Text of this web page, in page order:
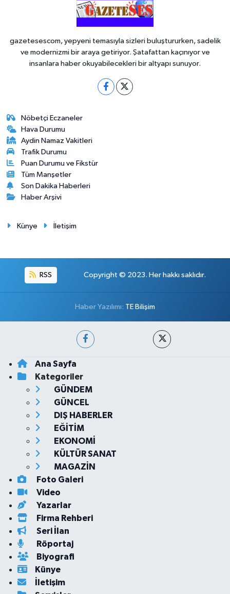
gazetesescom, yepyeni temasıyla sizleri buluştururken, sadelik
ve modernizmi bir araya getiriyor. Şatafattan kaçınıyor ve
insanlara haber okuyabilecekleri bir altyapı sunuyor.
Nöbetçi Eczaneler
Hava Durumu
Aydin Namaz Vakitleri
Trafik Durumu
Puan Durumu ve Fikstür
Tüm Manşetler
Son Dakika Haberleri
Haber Arşivi
Künye İletişim
RSS Copyright © 2023. Her hakkı saklıdır.
Haber Yazılımı: TE Bilişim
Ana Sayfa
Kategoriler
GÜNDEM
GÜNCEL
DIŞ HABERLER
EĞİTİM
EKONOMİ
KÜLTÜR SANAT
MAGAZİN
Foto Galeri
Video
Yazarlar
Firma Rehberi
Seri İlan
Röportaj
Biyografi
Künye
İletişim